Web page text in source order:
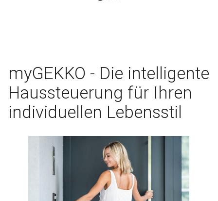
myGEKKO - Die intelligente
Haussteuerung für Ihren
individuellen Lebensstil